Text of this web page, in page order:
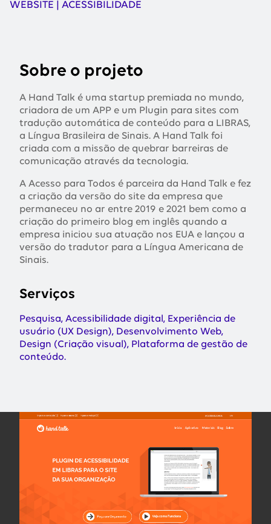
EM:
WEBSITE | ACESSIBILIDADE
Sobre o projeto
A Hand Talk é uma startup premiada no mundo,
criadora de um APP e um Plugin para sites com
tradução automática de conteúdo para a LIBRAS,
a Língua Brasileira de Sinais. A Hand Talk foi
criada com a missão de quebrar barreiras de
comunicação através da tecnologia.
A Acesso para Todos é parceira da Hand Talk e fez
a criação da versão do site da empresa que
permaneceu no ar entre 2019 e 2021 bem como a
criação do primeiro blog em inglês quando a
empresa iniciou sua atuação nos EUA e lançou a
versão do tradutor para a Língua Americana de
Sinais.
Serviços
Pesquisa, Acessibilidade digital, Experiência de
usuário (UX Design), Desenvolvimento Web,
Design (Criação visual), Plataforma de gestão de
conteúdo.